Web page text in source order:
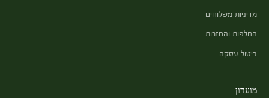
מדיניות משלוחים
החלפות והחזרות
ביטול עסקה
מועדון